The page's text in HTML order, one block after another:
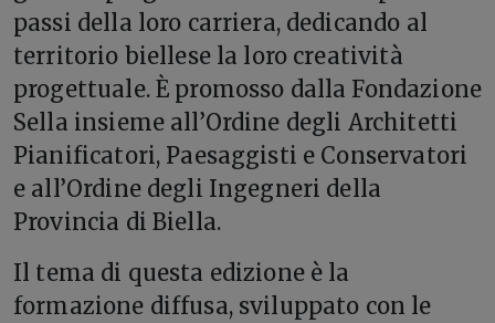
passi della loro carriera, dedicando al
territorio biellese la loro creatività
progettuale. È promosso dalla Fondazione
Sella insieme all’Ordine degli Architetti
Pianificatori, Paesaggisti e Conservatori
e all’Ordine degli Ingegneri della
Provincia di Biella.
Il tema di questa edizione è la
formazione diffusa, sviluppato con le